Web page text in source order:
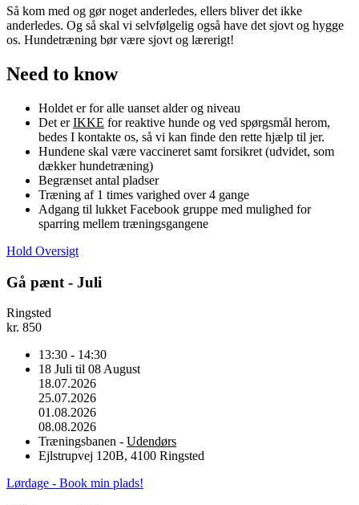
Så kom med og gør noget anderledes, ellers bliver det ikke
anderledes. Og så skal vi selvfølgelig også have det sjovt og hygge
os. Hundetræning bør være sjovt og lærerigt!
Need to know
Holdet er for alle uanset alder og niveau
Det erIKKE for reaktive hunde og ved spørgsmål herom,
bedes I kontakte os, så vi kan finde den rette hjælp til jer.
Hundene skal være vaccineret samt forsikret (udvidet, som
dækker hundetræning)
Begrænset antal pladser
Træning af 1 times varighed over 4 gange
Adgang til lukket Facebook gruppe med mulighed for
sparring mellem træningsgangene
Hold Oversigt
Gå pænt - Juli
Ringsted
kr. 850
13:30 - 14:30
18 Juli til 08 August
18.07.2026
25.07.2026
01.08.2026
08.08.2026
Træningsbanen - Udendørs
Ejlstrupvej 120B, 4100 Ringsted
Lørdage - Book min plads!